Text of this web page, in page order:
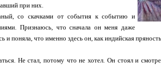
при них.
со скачками от события к событию и
Признаюсь, что сначала он меня даже
и поняла, что именно здесь он, как индийская
Не стал, потому что не хотел. Он стоял и